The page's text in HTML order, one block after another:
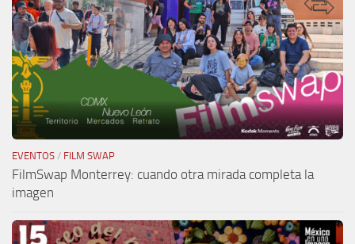
EVENTOS / FILM SWAP
FilmSwap Monterrey: cuando otra mirada completa la
imagen